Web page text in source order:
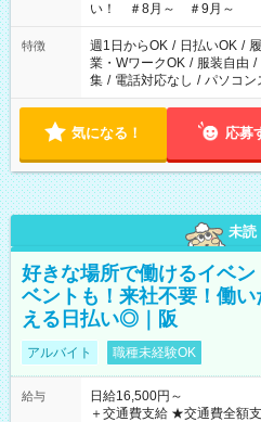
い！ ＃8月～ ＃9月～
特徴 週1日からOK / 日払いOK /
業・WワークOK / 服装自由 /
集 / 電話対応なし / パソコン
気になる！ 応募
未読
好きな場所で働けるイベ
ベントも！来社不要！働
える日払い◎｜阪
アルバイト 職種未経験OK
給与
日給16,500円～
＋交通費支給 ★交通費全額支給！ ★日払いOK！（規定あり） ┗